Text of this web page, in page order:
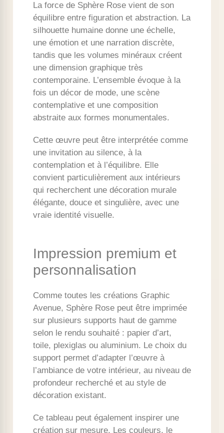
La force de Sphère Rose vient de son
équilibre entre figuration et abstraction. La
silhouette humaine donne une échelle,
une émotion et une narration discrète,
tandis que les volumes minéraux créent
une dimension graphique très
contemporaine. L’ensemble évoque à la
fois un décor de mode, une scène
contemplative et une composition
abstraite aux formes monumentales.
Cette œuvre peut être interprétée comme
une invitation au silence, à la
contemplation et à l’équilibre. Elle
convient particulièrement aux intérieurs
qui recherchent une décoration murale
élégante, douce et singulière, avec une
vraie identité visuelle.
Impression premium et
personnalisation
Comme toutes les créations Graphic
Avenue, Sphère Rose peut être imprimée
sur plusieurs supports haut de gamme
selon le rendu souhaité : papier d’art,
toile, plexiglas ou aluminium. Le choix du
support permet d’adapter l’œuvre à
l’ambiance de votre intérieur, au niveau de
profondeur recherché et au style de
décoration existant.
Ce tableau peut également inspirer une
création sur mesure. Les couleurs, le